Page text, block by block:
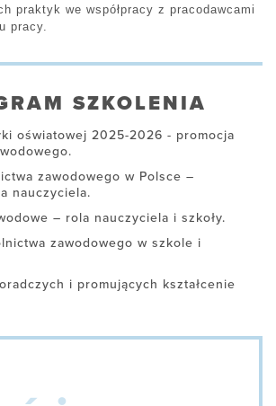
praktyk we współpracy z pracodawcami
pracy.
SZKOLENIA
oświatowej 2025-2026 - promocja
zawodowego w Polsce –
nauczyciela.
– rola nauczyciela i szkoły.
zawodowego w szkole i
i promujących kształcenie